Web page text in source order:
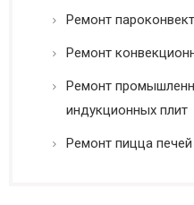
Ремонт
Ремонт
Ремонт
индукционных плит
Ремонт пицца печей